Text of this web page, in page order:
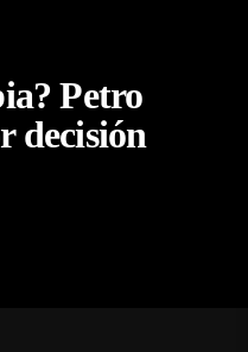
Petro
decisión